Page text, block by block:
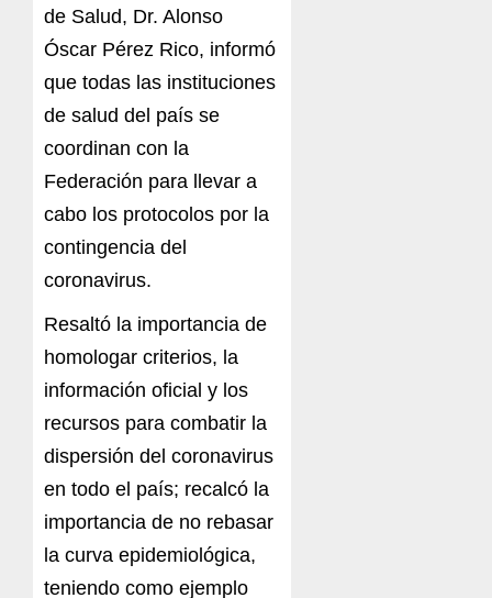
de Salud, Dr. Alonso
Óscar Pérez Rico, informó
que todas las instituciones
de salud del país se
coordinan con la
Federación para llevar a
cabo los protocolos por la
contingencia del
coronavirus.
Resaltó la importancia de
homologar criterios, la
información oficial y los
recursos para combatir la
dispersión del coronavirus
en todo el país; recalcó la
importancia de no rebasar
la curva epidemiológica,
teniendo como ejemplo